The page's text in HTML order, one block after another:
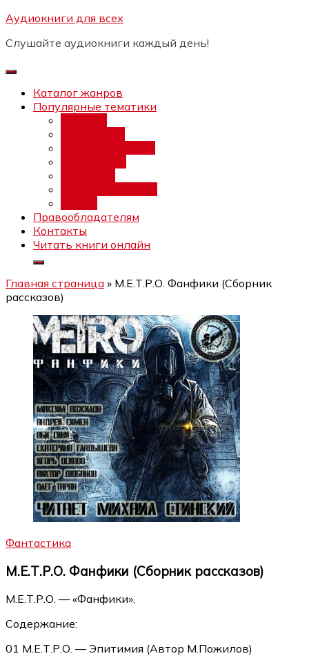
Перейти
содержимому
Аудиокниги для всех
Слушайте аудиокниги каждый день!
Каталог жанров
Популярные тематики
Правообладателям
Контакты
Читать книги онлайн
Главная страница » М.Е.Т.Р.О. Фанфики (Сборник
рассказов)
Фантастика
М.Е.Т.Р.О. Фанфики (Сборник рассказов)
М.Е.Т.Р.О. — «Фанфики».
Содержание:
01 М.Е.Т.Р.О. — Эпитимия (Автор М.Пожилов)
Бесплатный интенсив:
каналов"